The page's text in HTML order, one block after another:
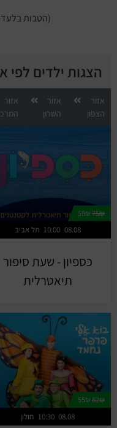
(הטבות
הצגות ילדים לפי
אזור
הצפון
אזור
השרון
אזור
75₪
תל אביב 10:00 08.08
כספיון - שעת סיפור
תיאטרלית
82₪
חולון 10:30 08.08